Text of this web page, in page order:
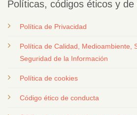
Políticas, códigos éticos y de
Política de Privacidad
Política de Calidad, Medioambiente,
Seguridad de la Información
Política de cookies
Código ético de conducta